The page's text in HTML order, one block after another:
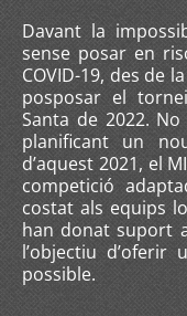
Davant la
sense posar en
COVID-19, des de
posposar el
Santa de 2022.
planificant un
d’aquest 2021, el
competició
costat als equips
han donat suport
l’objectiu d’oferir
possible.